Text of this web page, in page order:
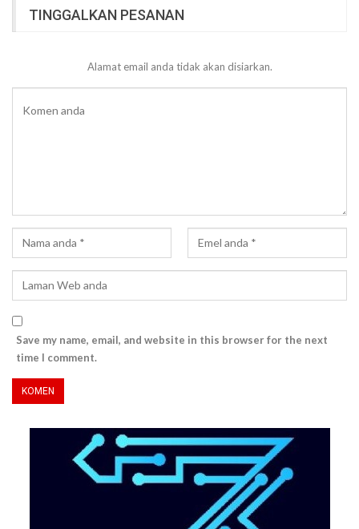
TINGGALKAN PESANAN
Alamat email anda tidak akan disiarkan.
Save my name, email, and website in this browser for the next
time I comment.